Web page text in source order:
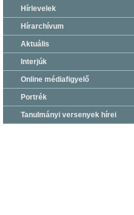
Hírlevelek
Hírarchívum
Aktuális
Interjúk
Online médiafigyelő
Portrék
Tanulmányi versenyek hírei